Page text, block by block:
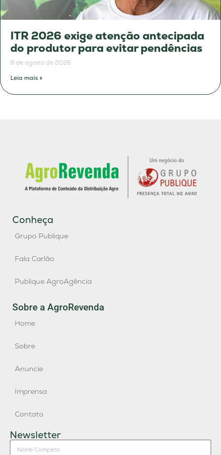
ITR 2026 exige atenção antecipada
do produtor para evitar pendências
8 de agosto de 2026
Leia mais »
Conheça
Grupo Publique
Fala Carlão
Publique AgroAgência
Sobre a AgroRevenda
Home
Sobre
Anuncie
Imprensa
Contato
Newsletter